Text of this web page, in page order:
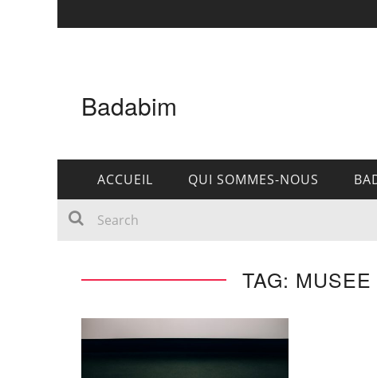
Badabim
ACCUEIL QUI SOMMES-NOUS
TAG: